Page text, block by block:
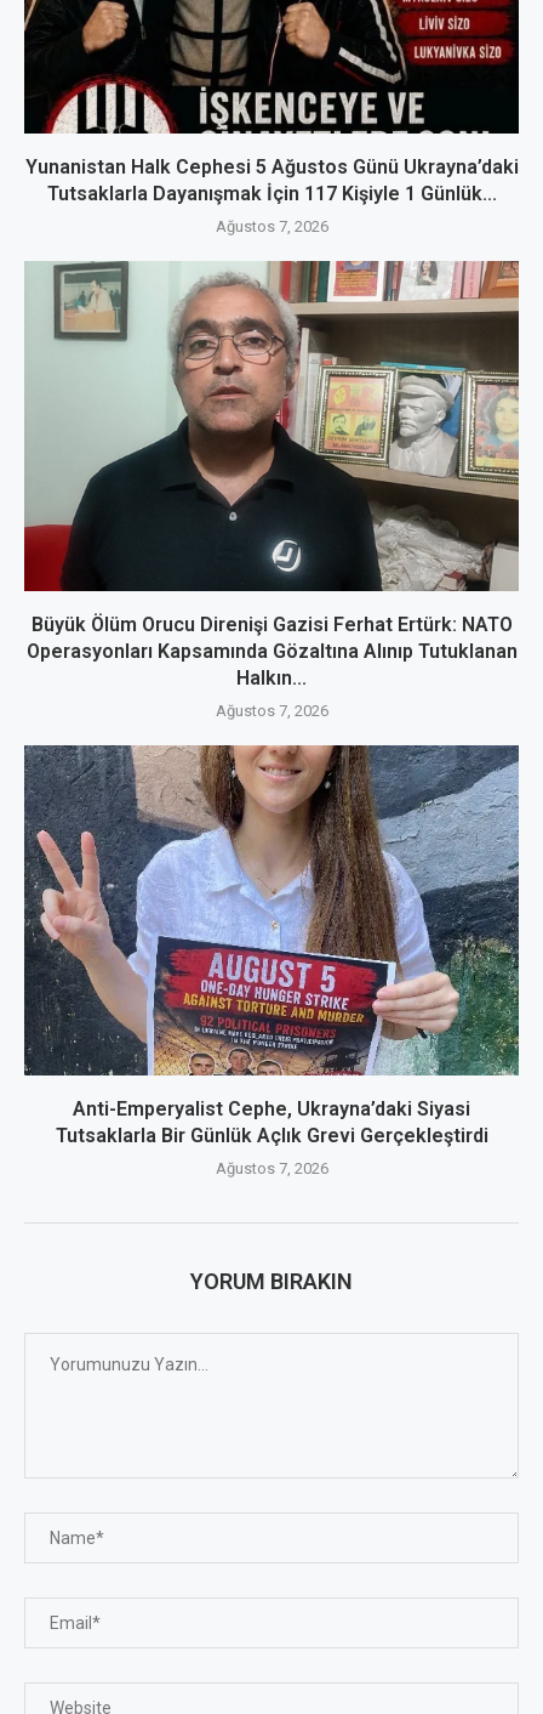
Yunanistan Halk Cephesi 5 Ağustos Günü Ukrayna’daki
Tutsaklarla Dayanışmak İçin 117 Kişiyle 1 Günlük...
Ağustos 7, 2026
Büyük Ölüm Orucu Direnişi Gazisi Ferhat Ertürk: NATO
Operasyonları Kapsamında Gözaltına Alınıp Tutuklanan
Halkın...
Ağustos 7, 2026
Anti-Emperyalist Cephe, Ukrayna’daki Siyasi
Tutsaklarla Bir Günlük Açlık Grevi Gerçekleştirdi
Ağustos 7, 2026
YORUM BIRAKIN